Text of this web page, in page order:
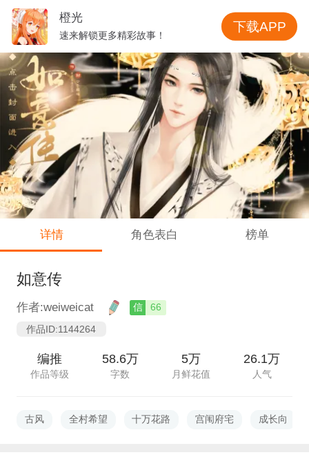
详情 角色表白 榜单
如意传
作者:weiweicat 信
66
作品ID:1144264
编推
作品等级
58.6万
字数
5万
月鲜花值
26.1万
人气
古风 全村希望 十万花路 宫闱府宅 成长向
橙光
速来解锁更多精彩故事！
下载APP